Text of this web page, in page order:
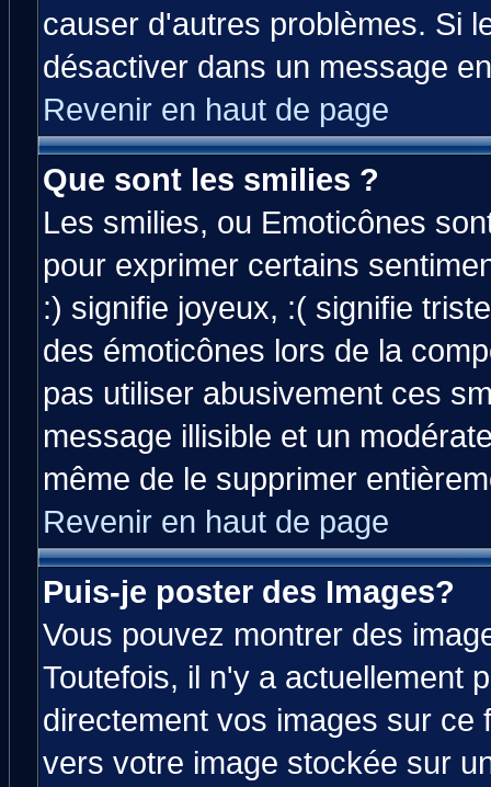
causer d'autres problèmes. Si
désactiver dans un message
Revenir en haut de page
Que sont les smilies ?
Les smilies, ou Emoticônes
pour exprimer certains
:) signifie joyeux, :( signifie
des émoticônes lors de la
pas utiliser abusivement ces
message illisible et un
même de le supprimer
Revenir en haut de page
Puis-je poster des Images?
Vous pouvez montrer des
Toutefois, il n'y a actuellement
directement vos images sur ce
vers votre image stockée sur